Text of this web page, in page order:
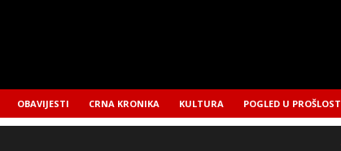
OBAVIJESTI CRNA KRONIKA KULTURA POGLED U PROŠLOST